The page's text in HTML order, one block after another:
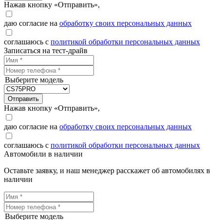
Нажав кнопку «Отправить»,
даю согласие на обработку своих персональных данных
соглашаюсь с политикой обработки персональных данных
Записаться на тест-драйв
Выберите модель
Отправить
Нажав кнопку «Отправить»,
даю согласие на обработку своих персональных данных
соглашаюсь с политикой обработки персональных данных
Автомобили в наличии
Оставьте заявку, и наш менеджер расскажет об автомобилях в
наличии
Выберите модель